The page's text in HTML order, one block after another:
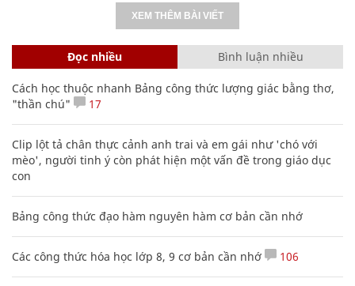
XEM THÊM BÀI VIẾT
Đọc nhiều Bình luận nhiều
Cách học thuộc nhanh Bảng công thức lượng giác bằng thơ,
"thần chú"
17
Clip lột tả chân thực cảnh anh trai và em gái như 'chó với
mèo', người tinh ý còn phát hiện một vấn đề trong giáo dục
con
Bảng công thức đạo hàm nguyên hàm cơ bản cần nhớ
Các công thức hóa học lớp 8, 9 cơ bản cần nhớ 106